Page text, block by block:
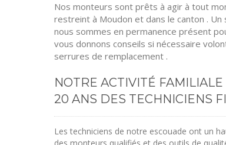
Nos monteurs sont prêts à agir à tout
restreint à Moudon et dans le canton .
nous sommes en permanence présent
vous donnons conseils si nécessaire
serrures de remplacement .
NOTRE ACTIVITÉ
20 ANS DES TECHNICIENS
Les techniciens de notre escouade ont un